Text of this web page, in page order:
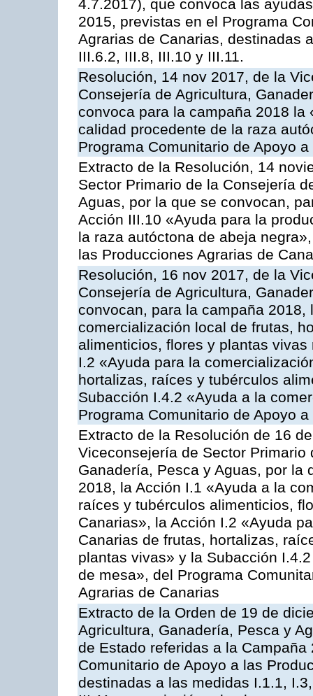
4.7.2017), que convoca las
2015, previstas en el Programa
Agrarias de Canarias, destinadas
III.6.2, III.8, III.10 y III.11.
Resolución, 14 nov 2017, de la
Consejería de Agricultura,
convoca para la campaña 2018
calidad procedente de la raza
Programa Comunitario de Apoyo
Extracto de la Resolución, 14
Sector Primario de la Consejería
Aguas, por la que se convocan,
Acción III.10 «Ayuda para la
la raza autóctona de abeja
las Producciones Agrarias de
Resolución, 16 nov 2017, de la
Consejería de Agricultura,
convocan, para la campaña 2018,
comercialización local de frutas,
alimenticios, flores y plantas
I.2 «Ayuda para la
hortalizas, raíces y tubérculos
Subacción I.4.2 «Ayuda a la
Programa Comunitario de Apoyo
Extracto de la Resolución de 16
Viceconsejería de Sector
Ganadería, Pesca y Aguas, por la
2018, la Acción I.1 «Ayuda a la
raíces y tubérculos alimenticios,
Canarias», la Acción I.2 «Ayuda
Canarias de frutas, hortalizas,
plantas vivas» y la Subacción
de mesa», del Programa
Agrarias de Canarias
Extracto de la Orden de 19 de
Agricultura, Ganadería, Pesca y
de Estado referidas a la
Comunitario de Apoyo a las
destinadas a las medidas I.1.1,